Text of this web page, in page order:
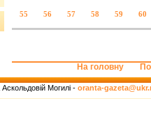
55 56 57 58 59 60
На головну
Могилі - oranta-